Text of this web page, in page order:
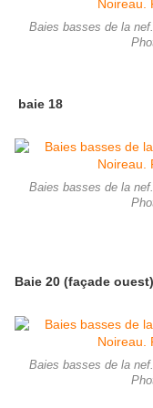
Baies basses de la
baie 18
Baies basses de la
Baie 20 (façade ouest)
Baies basses de la